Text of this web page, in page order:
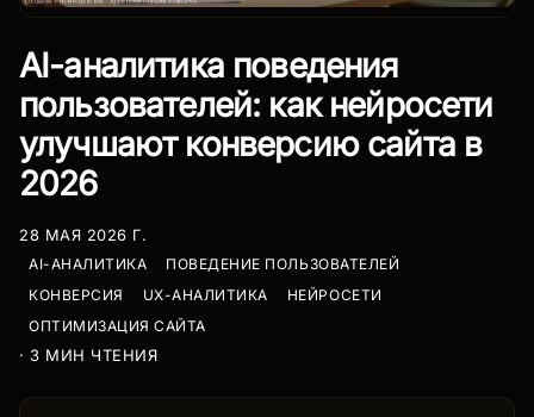
AI-аналитика поведения
пользователей: как нейросети
улучшают конверсию сайта в
2026
28 МАЯ 2026 Г.
AI-АНАЛИТИКА
ПОВЕДЕНИЕ ПОЛЬЗОВАТЕЛЕЙ
КОНВЕРСИЯ
UX-АНАЛИТИКА
НЕЙРОСЕТИ
ОПТИМИЗАЦИЯ САЙТА
· 3 МИН ЧТЕНИЯ